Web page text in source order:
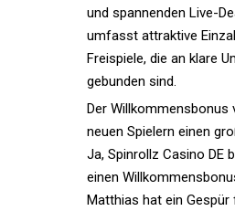
und spannenden Live-
umfasst attraktive
Freispiele, die an klare
gebunden sind.
Der Willkommensbonus
neuen Spielern einen
Ja, Spinrollz Casino DE
einen
Matthias hat ein Gespür